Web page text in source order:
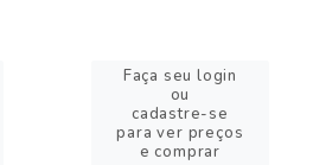
Faça seu login
ou
cadastre-se
para ver preços
e comprar